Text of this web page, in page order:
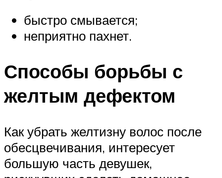
быстро смывается;
неприятно пахнет.
Способы борьбы с
желтым дефектом
Как убрать желтизну волос после
обесцвечивания, интересует
большую часть девушек,